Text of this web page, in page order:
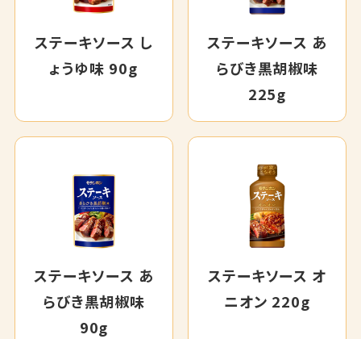
ステーキソース し
ょうゆ味 90g
ステーキソース あ
らびき黒胡椒味
225g
ステーキソース あ
らびき黒胡椒味
90g
ステーキソース オ
ニオン 220g